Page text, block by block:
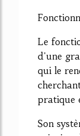
Le
d'une
qui le
pratique
Son